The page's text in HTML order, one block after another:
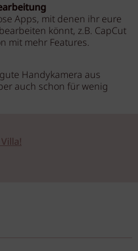
Apps, mit denen ihr eure
könnt, z.B. CapCut
mit mehr Features.
Handykamera aus
auch schon für wenig